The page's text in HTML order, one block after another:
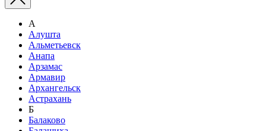
А
Алушта
Альметьевск
Анапа
Арзамас
Армавир
Архангельск
Астрахань
Б
Балаково